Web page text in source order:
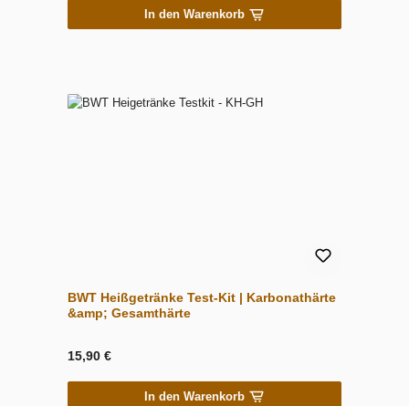
In den Warenkorb
BWT Heißgetränke Test-Kit | Karbonathärte
&amp; Gesamthärte
15,90 €
In den Warenkorb